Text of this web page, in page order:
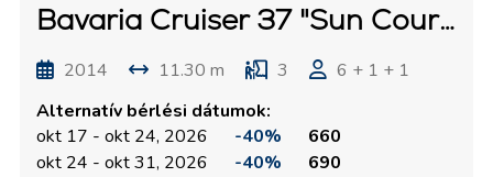
Bavaria Cruiser 37 "Sun Course"
2014 11.30 m 3
6 + 1 + 1
Alternatív bérlési dátumok:
okt 17 - okt 24, 2026
-40%
660
okt 24 - okt 31, 2026
-40% 690